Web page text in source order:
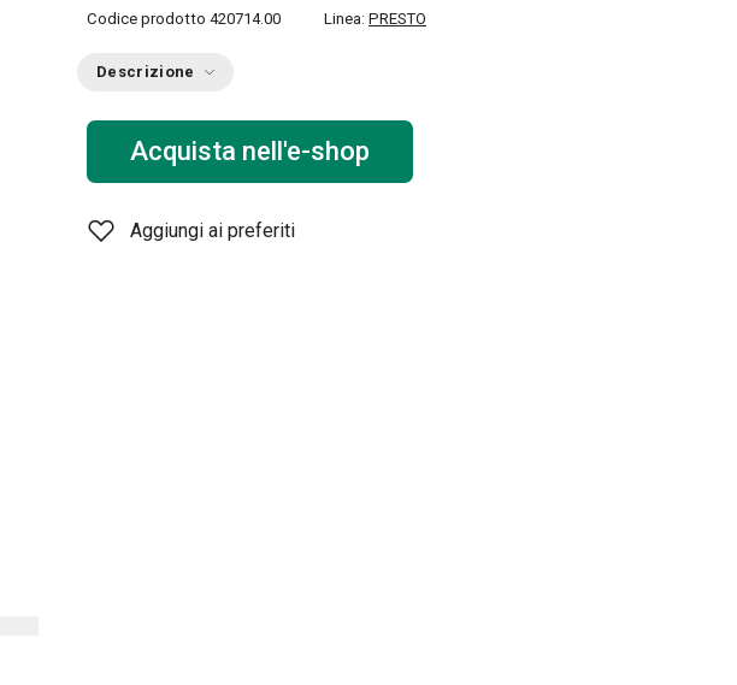
Codice prodotto 420714.00 Linea: PRESTO
Descrizione
Acquista nell'e-shop
Aggiungi ai preferiti